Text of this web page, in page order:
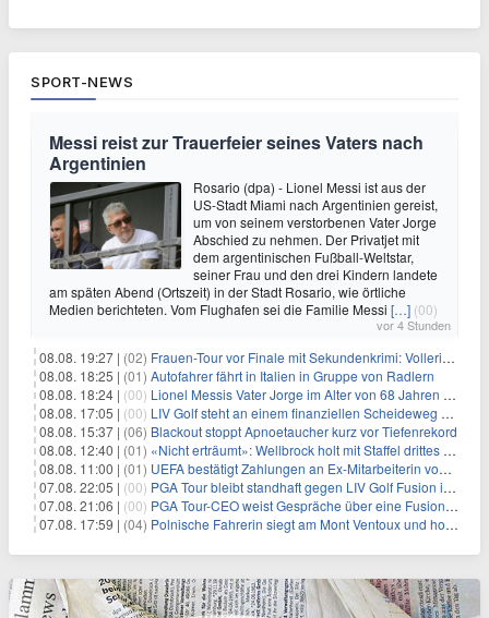
SPORT-NEWS
Messi reist zur Trauerfeier seines Vaters nach
Argentinien
Rosario (dpa) - Lionel Messi ist aus der
US-Stadt Miami nach Argentinien gereist,
um von seinem verstorbenen Vater Jorge
Abschied zu nehmen. Der Privatjet mit
dem argentinischen Fußball-Weltstar,
seiner Frau und den drei Kindern landete
am späten Abend (Ortszeit) in der Stadt Rosario, wie örtliche
Medien berichteten. Vom Flughafen sei die Familie Messi […] (00)
vor 4 Stunden
08.08. 19:27 | (02) Frauen-Tour vor Finale mit Sekundenkrimi: Vollering in Gelb
08.08. 18:25 | (01) Autofahrer fährt in Italien in Gruppe von Radlern
08.08. 18:24 | (00) Lionel Messis Vater Jorge im Alter von 68 Jahren gestorben
08.08. 17:05 | (00) LIV Golf steht an einem finanziellen Scheideweg auf der Suche nach neuen Investitionen
08.08. 15:37 | (06) Blackout stoppt Apnoetaucher kurz vor Tiefenrekord
08.08. 12:40 | (01) «Nicht erträumt»: Wellbrock holt mit Staffel drittes EM-Gold
08.08. 11:00 | (01) UEFA bestätigt Zahlungen an Ex-Mitarbeiterin von Infantino
07.08. 22:05 | (00) PGA Tour bleibt standhaft gegen LIV Golf Fusion in einem sich wandelnden Sportumfeld
07.08. 21:06 | (00) PGA Tour-CEO weist Gespräche über eine Fusion mit LIV Golf zurück und bekräftigt die Wettbewerbslandschaft
07.08. 17:59 | (04) Polnische Fahrerin siegt am Mont Ventoux und holt Tour-Gelb